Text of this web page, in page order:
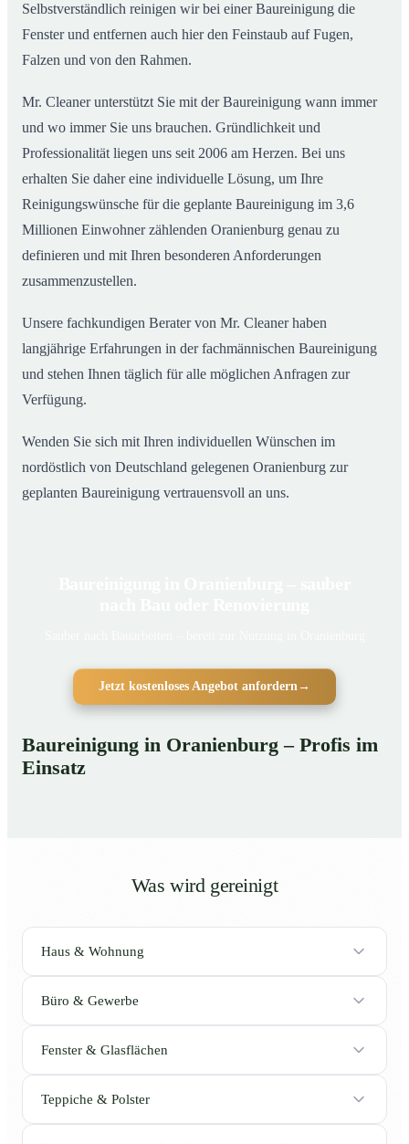
Selbstverständlich reinigen wir bei einer Baureinigung die
Fenster und entfernen auch hier den Feinstaub auf Fugen,
Falzen und von den Rahmen.
Mr. Cleaner unterstützt Sie mit der Baureinigung wann immer
und wo immer Sie uns brauchen. Gründlichkeit und
Professionalität liegen uns seit 2006 am Herzen. Bei uns
erhalten Sie daher eine individuelle Lösung, um Ihre
Reinigungswünsche für die geplante Baureinigung im 3,6
Millionen Einwohner zählenden Oranienburg genau zu
definieren und mit Ihren besonderen Anforderungen
zusammenzustellen.
Unsere fachkundigen Berater von Mr. Cleaner haben
langjährige Erfahrungen in der fachmännischen Baureinigung
und stehen Ihnen täglich für alle möglichen Anfragen zur
Verfügung.
Wenden Sie sich mit Ihren individuellen Wünschen im
nordöstlich von Deutschland gelegenen Oranienburg zur
geplanten Baureinigung vertrauensvoll an uns.
Jetzt kostenloses Angebot anfordern→
Baureinigung in Oranienburg – Profis im
Einsatz
Was wird gereinigt
Haus & Wohnung
Büro & Gewerbe
Fenster & Glasflächen
Teppiche & Polster